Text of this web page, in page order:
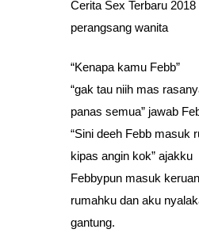
Cerita Sex Terbaru 2018
perangsang wanita
“Kenapa kamu Febb”
“gak tau niih mas
panas semua” jawab
“Sini deeh Febb masuk
kipas angin kok” ajakku
Febbypun masuk
rumahku dan aku
gantung.